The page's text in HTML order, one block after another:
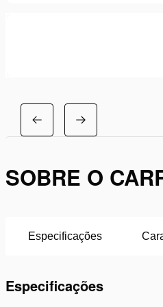
SOBRE O
Especificações
Especificações